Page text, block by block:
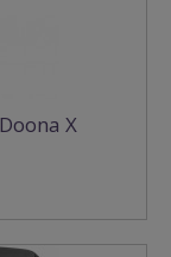
X